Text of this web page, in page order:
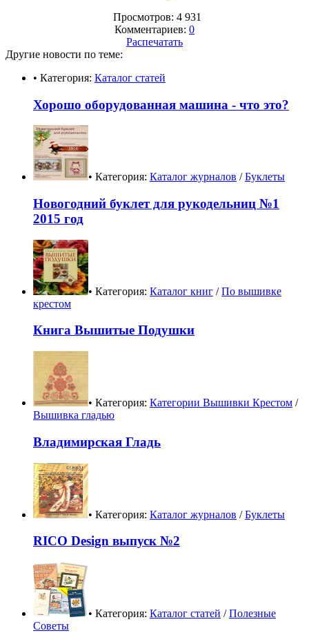
Просмотров: 4 931
Комментариев: 0
Распечатать
Другие новости по теме:
• Категория: Каталог статей
Хорошо оборудованная машина - что это?
• Категория: Каталог журналов /Буклеты
Новогодний буклет для рукодельниц №1
2015 год
• Категория: Каталог книг /По вышивке
крестом
Книга Вышитые Подушки
• Категория: Категории Вышивки Крестом /
Вышивка гладью
Владимирская Гладь
• Категория: Каталог журналов /Буклеты
RICO Design выпуск №2
• Категория: Каталог статей /Полезные
Советы